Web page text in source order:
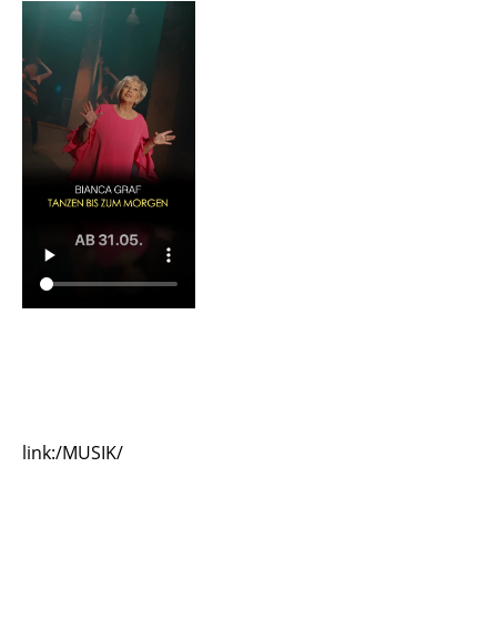
link:/MUSIK/